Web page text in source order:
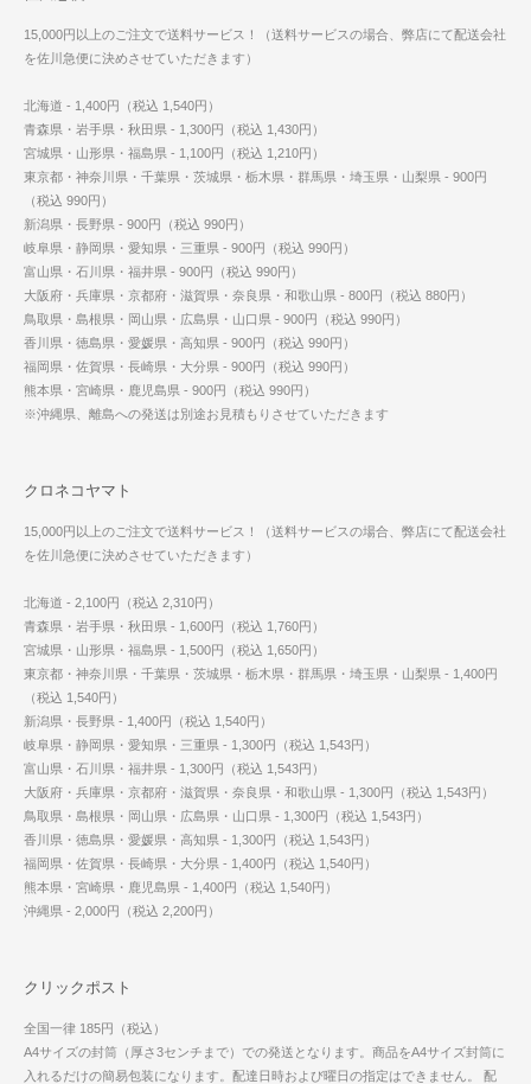
15,000円以上のご注文で送料サービス！（送料サービスの場合、弊店にて配送会社
を佐川急便に決めさせていただきます）
北海道 - 1,400円（税込 1,540円）
青森県・岩手県・秋田県 - 1,300円（税込 1,430円）
宮城県・山形県・福島県 - 1,100円（税込 1,210円）
東京都・神奈川県・千葉県・茨城県・栃木県・群馬県・埼玉県・山梨県 - 900円
（税込 990円）
新潟県・長野県 - 900円（税込 990円）
岐阜県・静岡県・愛知県・三重県 - 900円（税込 990円）
富山県・石川県・福井県 - 900円（税込 990円）
大阪府・兵庫県・京都府・滋賀県・奈良県・和歌山県 - 800円（税込 880円）
鳥取県・島根県・岡山県・広島県・山口県 - 900円（税込 990円）
香川県・徳島県・愛媛県・高知県 - 900円（税込 990円）
福岡県・佐賀県・長崎県・大分県 - 900円（税込 990円）
熊本県・宮崎県・鹿児島県 - 900円（税込 990円）
※沖縄県、離島への発送は別途お見積もりさせていただきます
クロネコヤマト
15,000円以上のご注文で送料サービス！（送料サービスの場合、弊店にて配送会社
を佐川急便に決めさせていただきます）
北海道 - 2,100円（税込 2,310円）
青森県・岩手県・秋田県 - 1,600円（税込 1,760円）
宮城県・山形県・福島県 - 1,500円（税込 1,650円）
東京都・神奈川県・千葉県・茨城県・栃木県・群馬県・埼玉県・山梨県 - 1,400円
（税込 1,540円）
新潟県・長野県 - 1,400円（税込 1,540円）
岐阜県・静岡県・愛知県・三重県 - 1,300円（税込 1,543円）
富山県・石川県・福井県 - 1,300円（税込 1,543円）
大阪府・兵庫県・京都府・滋賀県・奈良県・和歌山県 - 1,300円（税込 1,543円）
鳥取県・島根県・岡山県・広島県・山口県 - 1,300円（税込 1,543円）
香川県・徳島県・愛媛県・高知県 - 1,300円（税込 1,543円）
福岡県・佐賀県・長崎県・大分県 - 1,400円（税込 1,540円）
熊本県・宮崎県・鹿児島県 - 1,400円（税込 1,540円）
沖縄県 - 2,000円（税込 2,200円）
クリックポスト
全国一律 185円（税込）
A4サイズの封筒（厚さ3センチまで）での発送となります。商品をA4サイズ封筒に
入れるだけの簡易包装になります。配達日時および曜日の指定はできません。 配